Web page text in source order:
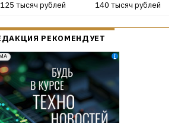
125 тысяч рублей 140 тысяч рублей